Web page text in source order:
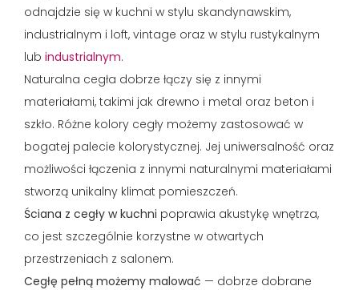
odnajdzie się w kuchni w stylu skandynawskim,
industrialnym i loft, vintage oraz w stylu rustykalnym
lub industrialnym.
Naturalna cegła dobrze łączy się z innymi
materiałami, takimi jak drewno i metal oraz beton i
szkło. Różne kolory cegły możemy zastosować w
bogatej palecie kolorystycznej. Jej uniwersalność oraz
możliwości łączenia z innymi naturalnymi materiałami
stworzą unikalny klimat pomieszczeń.
Ściana z cegły w kuchni poprawia akustykę wnętrza,
co jest szczególnie korzystne w otwartych
przestrzeniach z salonem.
Cegłę pełną możemy malować — dobrze dobrane